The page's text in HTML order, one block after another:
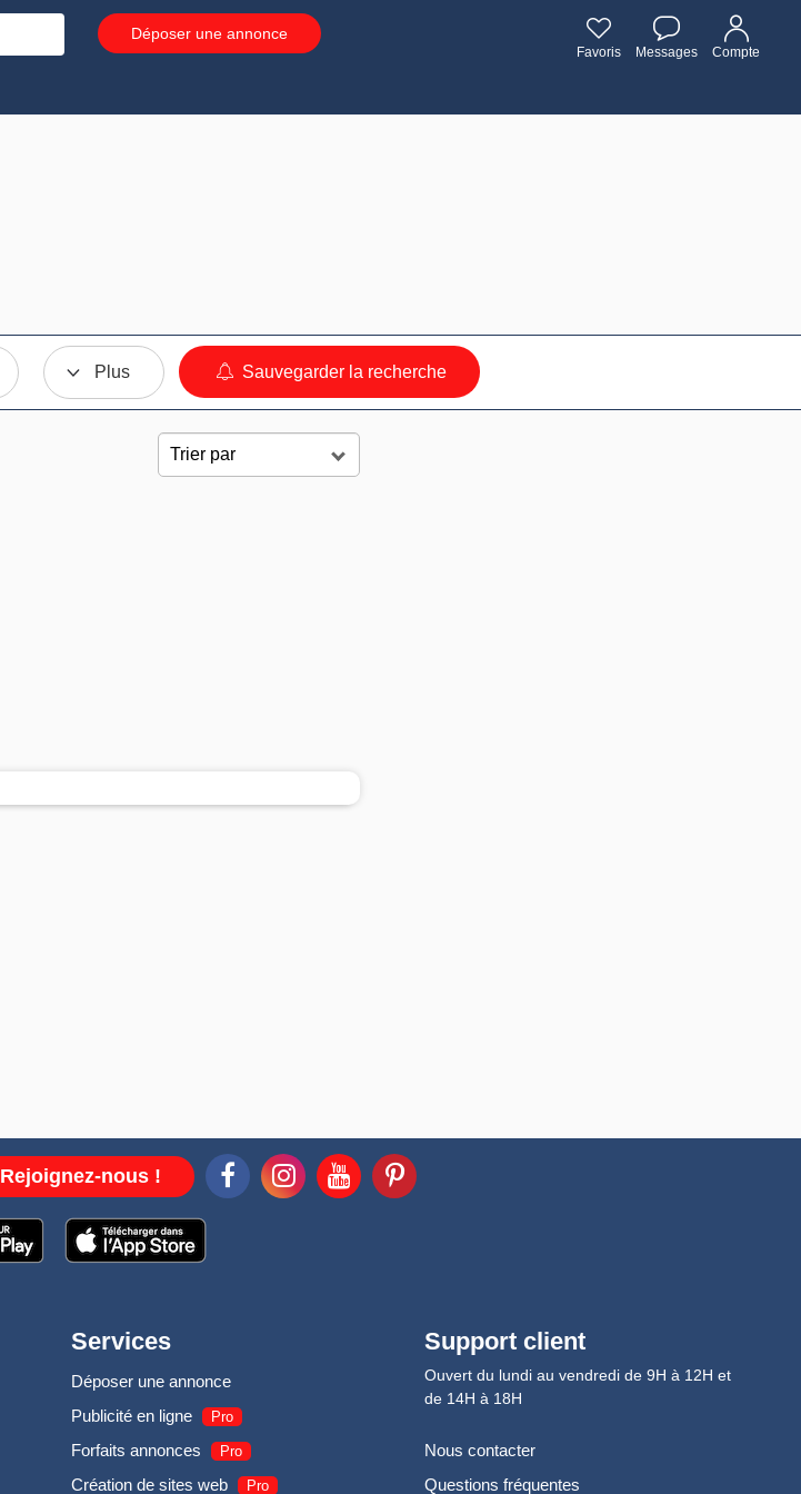
Déposer une annonce
Favoris Messages Compte
Plus Sauvegarder la recherche
Rejoignez-nous !
Services
Déposer une annonce
Publicité en ligne
Pro
Forfaits annonces Pro
Création de sites web Pro
Support client
Ouvert du lundi au vendredi de 9H à 12H et
de 14H à 18H
Nous contacter
Questions fréquentes